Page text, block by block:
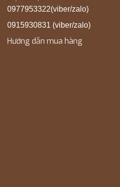
0977953322(viber/zalo)
0915930831 (viber/zalo)
Hướng dẫn mua hàng